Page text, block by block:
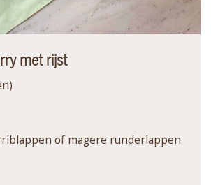
met rijst
of magere runderlappen